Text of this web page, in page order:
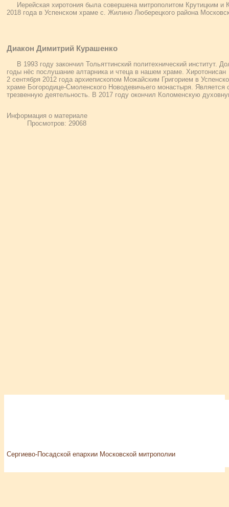
Иерейская хиротония была совершена митрополитом Крутицким
2018 года в Успенском храме с. Жилино Люберецкого района
Диакон Димитрий Курашенко
В 1993 году закончил Тольяттинский политехнический институт.
годы нёс послушание алтарника и чтеца в нашем храме. Хиротонисан
2 сентября 2012 года архиепископом Можайским Григорием в
храме Богородице-Смоленского Новодевичьего монастыря. Является
трезвенную деятельность. В 2017 году окончил Коломенскую
Информация о материале
Просмотров: 29068
Сергиево-Посадской епархии Московской митрополии